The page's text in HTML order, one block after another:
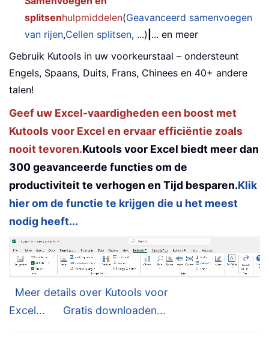
splitsenhulpmiddelen(Geavanceerd samenvoegen
van rijen,Cellen splitsen, ...) ... en meer
Gebruik Kutools in uw voorkeurstaal – ondersteunt
Engels, Spaans, Duits, Frans, Chinees en 40+ andere
talen!
Geef uw Excel-vaardigheden een boost met
Kutools voor Excel en ervaar efficiëntie zoals
nooit tevoren.Kutools voor Excel biedt meer dan
300 geavanceerde functies om de
productiviteit te verhogen en Tijd besparen.Klik
hier om de functie te krijgen die u het meest
nodig heeft...
Meer details over Kutools voor
Excel...
Gratis downloaden...